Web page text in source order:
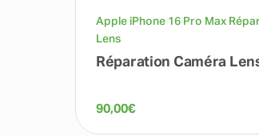
Apple iPhone 16 Pro Max
Lens
Réparation Caméra
90,00€